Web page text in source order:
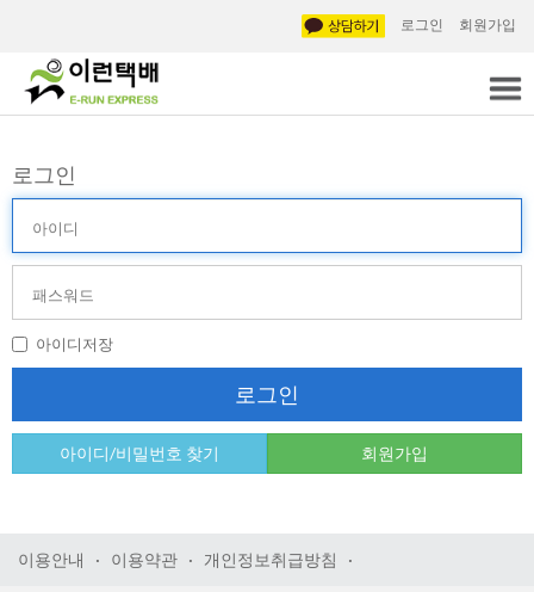
로그인 회원가입
로그인
디
비
호 아이디저장
로그인
아이디/비밀번호 찾기 회원가입
이용안내 · 이용약관 · 개인정보취급방침 ·